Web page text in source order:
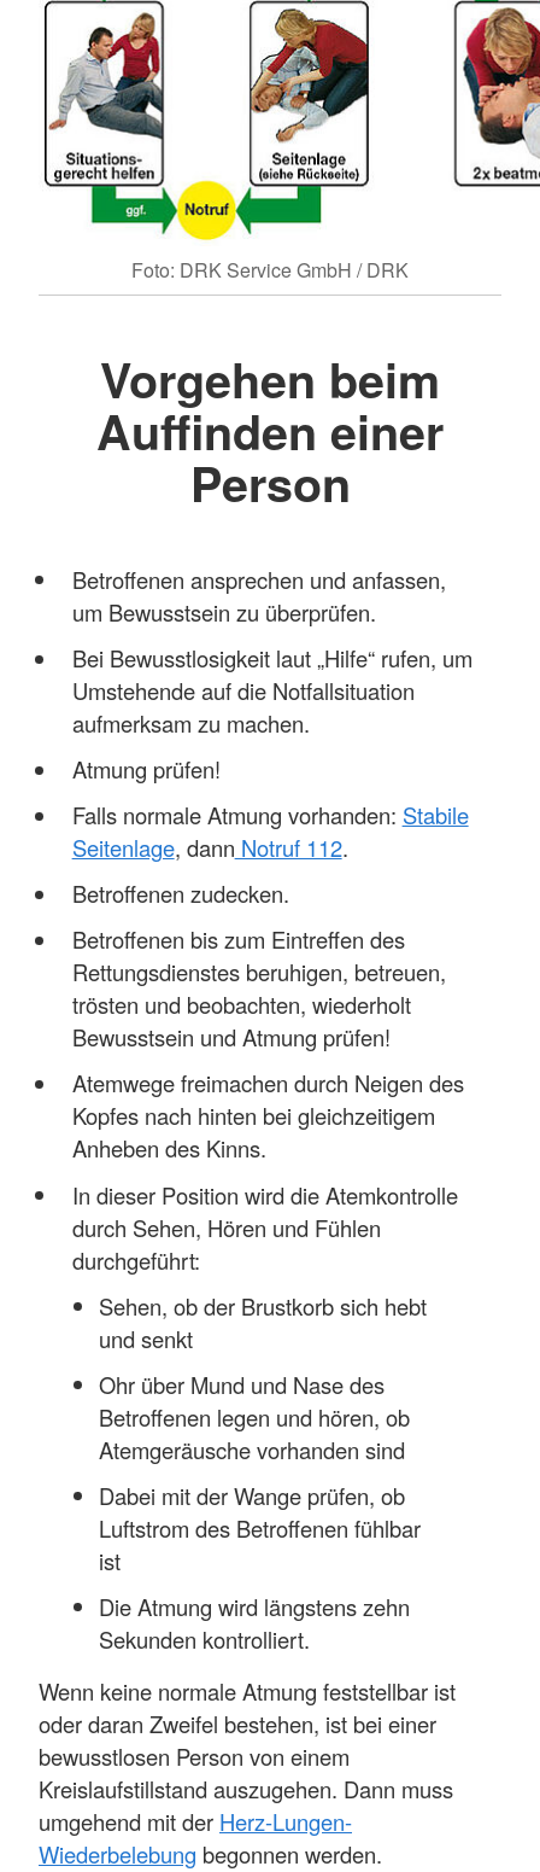
Foto: DRK Service GmbH / DRK
Vorgehen beim
Auffinden einer
Person
Betroffenen ansprechen und anfassen,
um Bewusstsein zu überprüfen.
Bei Bewusstlosigkeit laut „Hilfe“ rufen, um
Umstehende auf die Notfallsituation
aufmerksam zu machen.
Atmung prüfen!
Falls normale Atmung vorhanden: Stabile
Seitenlage, dann Notruf 112.
Betroffenen zudecken.
Betroffenen bis zum Eintreffen des
Rettungsdienstes beruhigen, betreuen,
trösten und beobachten, wiederholt
Bewusstsein und Atmung prüfen!
Atemwege freimachen durch Neigen des
Kopfes nach hinten bei gleichzeitigem
Anheben des Kinns.
In dieser Position wird die Atemkontrolle
durch Sehen, Hören und Fühlen
durchgeführt:
Sehen, ob der Brustkorb sich hebt
und senkt
Ohr über Mund und Nase des
Betroffenen legen und hören, ob
Atemgeräusche vorhanden sind
Dabei mit der Wange prüfen, ob
Luftstrom des Betroffenen fühlbar
ist
Die Atmung wird längstens zehn
Sekunden kontrolliert.
Wenn keine normale Atmung feststellbar ist
oder daran Zweifel bestehen, ist bei einer
bewusstlosen Person von einem
Kreislaufstillstand auszugehen. Dann muss
umgehend mit der Herz-Lungen-
Wiederbelebung begonnen werden.